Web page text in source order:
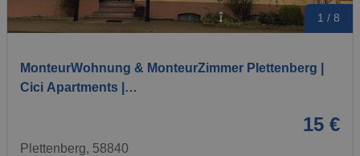
1 / 8
MonteurWohnung & MonteurZimmer Plettenberg |
Cici Apartments |…
15 €
Plettenberg, 58840